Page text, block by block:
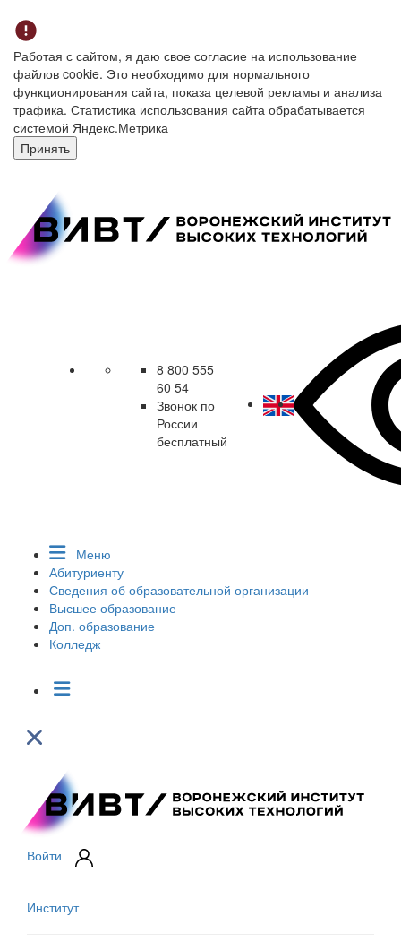
Работая с сайтом, я даю свое согласие на использование
файлов cookie. Это необходимо для нормального
функционирования сайта, показа целевой рекламы и анализа
трафика. Статистика использования сайта обрабатывается
системой Яндекс.Метрика
Принять
8 800 555
60 54
Звонок по
России
бесплатный
Меню
Абитуриенту
Сведения об образовательной организации
Высшее образование
Доп. образование
Колледж
Войти
Институт